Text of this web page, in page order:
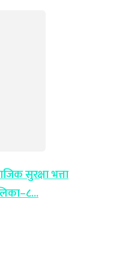
सुरक्षा भत्ता